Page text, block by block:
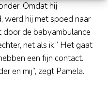
Omdat hij
werd hij met spoed naar
door de babyambulance
net als ik.” Het gaat
een fijn contact.
en mij”, zegt Pamela.